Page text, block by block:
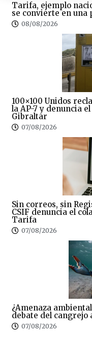
Tarifa, ejemplo
se convierte en una
08/08/2026
100×100 Unidos
la AP-7 y denuncia
Gibraltar
07/08/2026
Sin correos, sin
CSIF denuncia el
Tarifa
07/08/2026
¿Amenaza
debate del cangrejo
07/08/2026